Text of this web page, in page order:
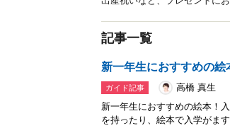
記事一覧
新一年生におすすめの
ガイド記事
高橋 真生
新一年生におすすめの絵本！
を持ったり、絵本で入学がま